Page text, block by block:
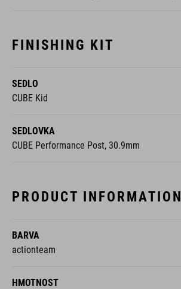
FINISHING KIT
SEDLO
CUBE Kid
SEDLOVKA
CUBE Performance Post, 30.9mm
PRODUCT INFORMATION
BARVA
actionteam
HMOTNOST